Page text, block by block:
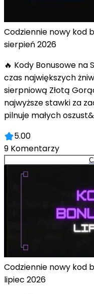
Codziennie nowy kod
sierpień 2026
🔥 Kody Bonusowe na
czas największych
sierpniową Złotą
najwyższe stawki za
pilnuje małych
5.00
9 Komentarzy
Codziennie nowy kod
lipiec 2026